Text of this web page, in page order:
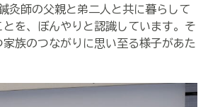
灸師の父親と弟二人と共に暮らして
を、ぼんやりと認識しています。そ
族のつながりに思い至る様子があた